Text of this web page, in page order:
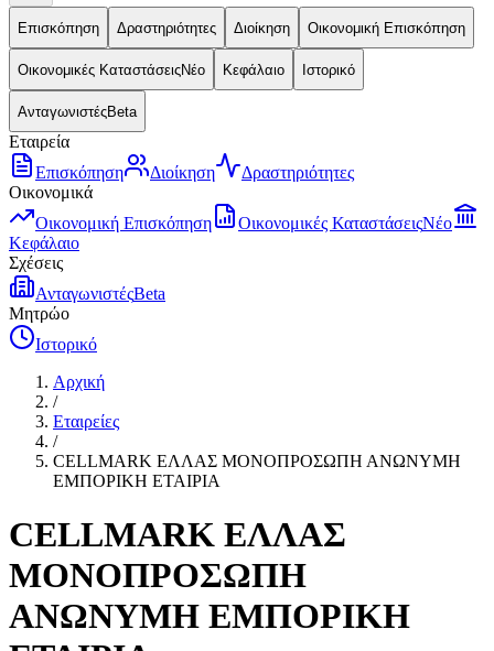
Επισκόπηση Δραστηριότητες Διοίκηση Οικονομική Επισκόπηση
Οικονομικές ΚαταστάσειςΝέο Κεφάλαιο Ιστορικό
ΑνταγωνιστέςBeta
Εταιρεία
Επισκόπηση
Διοίκηση
Δραστηριότητες
Οικονομικά
Οικονομική Επισκόπηση
Οικονομικές ΚαταστάσειςΝέο
Κεφάλαιο
Σχέσεις
ΑνταγωνιστέςBeta
Μητρώο
Ιστορικό
Αρχική
/
Εταιρείες
/
CELLMARK ΕΛΛΑΣ ΜΟΝΟΠΡΟΣΩΠΗ ΑΝΩΝΥΜΗ
ΕΜΠΟΡΙΚΗ ΕΤΑΙΡΙΑ
CELLMARK ΕΛΛΑΣ
ΜΟΝΟΠΡΟΣΩΠΗ
ΑΝΩΝΥΜΗ ΕΜΠΟΡΙΚΗ